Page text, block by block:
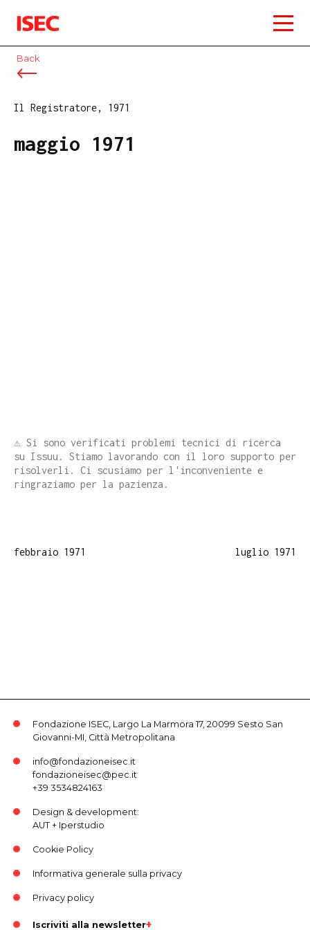
ISEC
Back
Il Registratore, 1971
maggio 1971
⚠️ Si sono verificati problemi tecnici di ricerca
su Issuu. Stiamo lavorando con il loro supporto per
risolverli. Ci scusiamo per l'inconveniente e
ringraziamo per la pazienza.
febbraio 1971 luglio 1971
Fondazione ISEC, Largo La Marmora 17, 20099 Sesto San
Giovanni-MI, Città Metropolitana
info@fondazioneisec.it
fondazioneisec@pec.it
+39 3534824163
Design & development:
AUT+ Iperstudio
Cookie Policy
Informativa generale sulla privacy
Privacy policy
Iscriviti alla newsletter